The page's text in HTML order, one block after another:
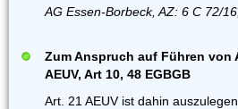
AG Essen-Borbeck, AZ: 6 C 72/
Zum Anspruch auf Führen von
AEUV, Art 10, 48 EGBGB
Art. 21 AEUV ist dahin